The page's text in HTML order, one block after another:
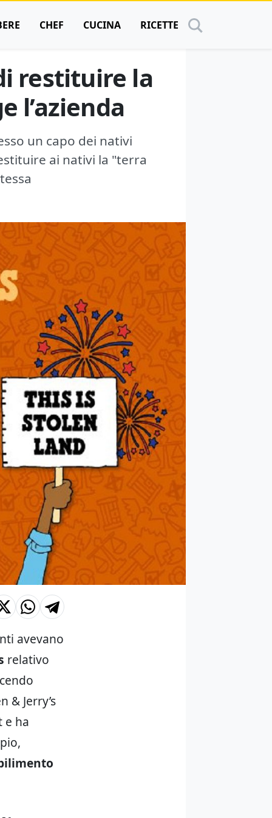
CHEF CUCINA RICETTE
restituire la
l’azienda
un capo dei nativi
ai nativi la "terra
avevano
relativo
& Jerry’s
e ha